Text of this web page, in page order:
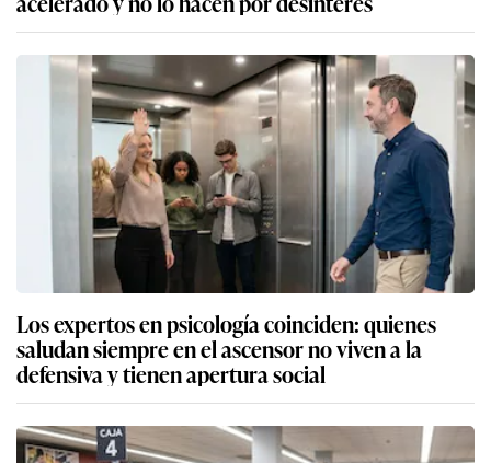
Los expertos en psicología coinciden: quienes
saludan siempre en el ascensor no viven a la
defensiva y tienen apertura social